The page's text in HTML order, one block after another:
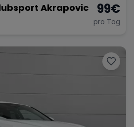
Akrapovic 99€
pro Tag